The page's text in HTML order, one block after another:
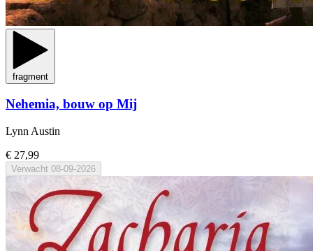
fragment
Nehemia, bouw op Mij
Lynn Austin
€ 27,99
Verwacht 08-09-2026